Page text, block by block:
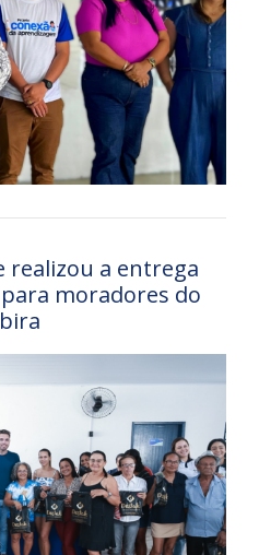
realizou a entrega
moradores do